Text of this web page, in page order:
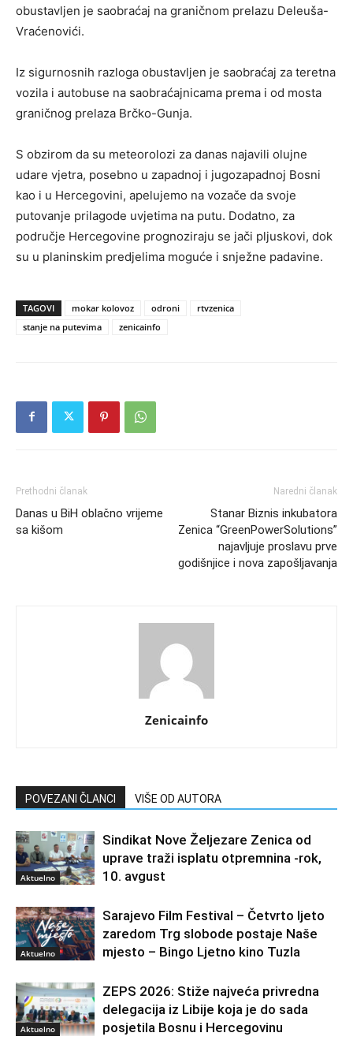
obustavljen je saobraćaj na graničnom prelazu Deleuša-
Vraćenovići.
Iz sigurnosnih razloga obustavljen je saobraćaj za teretna
vozila i autobuse na saobraćajnicama prema i od mosta
graničnog prelaza Brčko-Gunja.
S obzirom da su meteorolozi za danas najavili olujne
udare vjetra, posebno u zapadnoj i jugozapadnoj Bosni
kao i u Hercegovini, apelujemo na vozače da svoje
putovanje prilagode uvjetima na putu. Dodatno, za
područje Hercegovine prognoziraju se jači pljuskovi, dok
su u planinskim predjelima moguće i snježne padavine.
TAGOVI mokar kolovoz odroni
rtvzenica
stanje na putevima
zenicainfo
Prethodni članak
Danas u BiH oblačno vrijeme
sa kišom
Naredni članak
Stanar Biznis inkubatora
Zenica “GreenPowerSolutions”
najavljuje proslavu prve
godišnjice i nova zapošljavanja
Zenicainfo
POVEZANI ČLANCI VIŠE OD AUTORA
Aktuelno
Sindikat Nove Željezare Zenica od
uprave traži isplatu otpremnina -rok,
10. avgust
Aktuelno
Sarajevo Film Festival – Četvrto ljeto
zaredom Trg slobode postaje Naše
mjesto – Bingo Ljetno kino Tuzla
Aktuelno
ZEPS 2026: Stiže najveća privredna
delegacija iz Libije koja je do sada
posjetila Bosnu i Hercegovinu